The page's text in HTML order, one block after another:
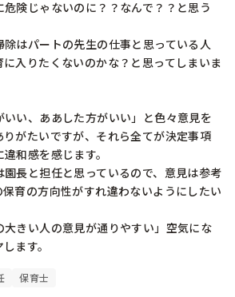
険じゃないのに？？なんで？？と思う
はパートの先生の仕事と思っている人
入りたくないのかな？と思ってしまいま
いい、ああした方がいい」と色々意見を
がたいですが、それら全てが決定事項
和感を感じます。
長と担任と思っているので、意見は参考
育の方向性がすれ違わないようにしたい
きい人の意見が通りやすい」空気にな
保育士